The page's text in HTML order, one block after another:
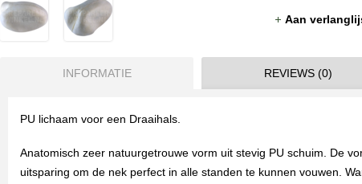
Aan
INFORMATIE REVIEWS (0)
PU lichaam voor een Draaihals.
Anatomisch zeer natuurgetrouwe vorm uit stevig PU schuim. De
uitsparing om de nek perfect in alle standen te kunnen vouwen.